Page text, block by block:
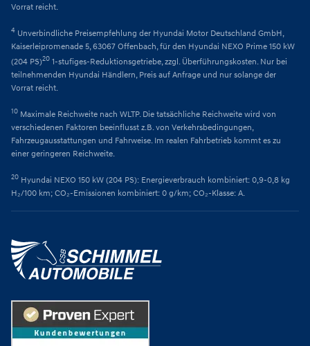
Vorrat reicht.
4 Unverbindliche Preisempfehlung der Hyundai Motor Deutschland GmbH,
Kaiserleipromenade 5, 63067 Offenbach, für den Hyundai NEXO Prime 150 kW
(204 PS)20 1-stufiges-Reduktionsgetriebe, zzgl. Überführungskosten. Nur bei
teilnehmenden Hyundai Händlern, Preis auf Anfrage und nur solange der
Vorrat reicht.
10 Maximale Reichweite nach WLTP. Die tatsächliche Reichweite wird von
verschiedenen Faktoren beeinflusst z.B. von Verkehrsbedingungen,
Fahrzeugausstattungen und Fahrweise. Im realen Fahrbetrieb kommt es zu
einer geringeren Reichweite.
20 Hyundai NEXO 150 kW (204 PS): Energieverbrauch kombiniert: 0,9-0,8 kg
H₂/100 km; CO₂-Emissionen kombiniert: 0 g/km; CO₂-Klasse: A.